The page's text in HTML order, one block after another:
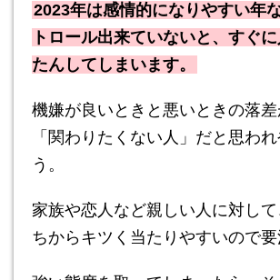
2023年は感情的になりやすい年
トロール出来ていないと、すぐ
たんしてしまいます。
機嫌が良いときと悪いときの落差
「関わりたくない人」だと思わ
う。
家族や恋人など親しい人に対し
ちからキツく当たりやすいので要